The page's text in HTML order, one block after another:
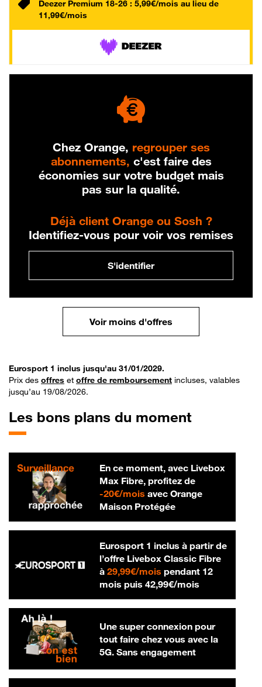
Deezer Premium 18-26 : 5,99€/mois au lieu de
11,99€/mois
Chez Orange, regrouper ses
abonnements, c'est faire des
économies sur votre budget mais
pas sur la qualité.
Déjà client Orange ou Sosh ?
Identifiez-vous pour voir vos remises
S'identifier
Voir moins d'offres
Eurosport 1 inclus jusqu'au 31/01/2029.
Prix des offres et offre de remboursement incluses, valables
jusqu’au 19/08/2026.
Les bons plans du moment
En ce moment, avec Livebox
Max Fibre, profitez de
-20€/mois20 € par mois
avec Orange
Maison Protégée
Eurosport 1 inclus à partir de
l’offre Livebox Classic Fibre
à 29,99€/mois29,99 € par mois
pendant 12
mois puis 42,99€/mois42,99 € par
Une super connexion pour
tout faire chez vous avec la
5G. Sans engagement